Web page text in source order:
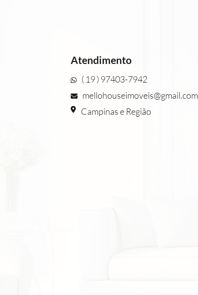
Atendimento
( 19 ) 97403-7942
mellohouseimoveis@gmail.com
Campinas e Região